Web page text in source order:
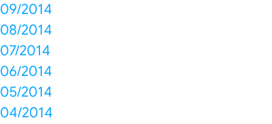
09/2014
08/2014
07/2014
06/2014
05/2014
04/2014